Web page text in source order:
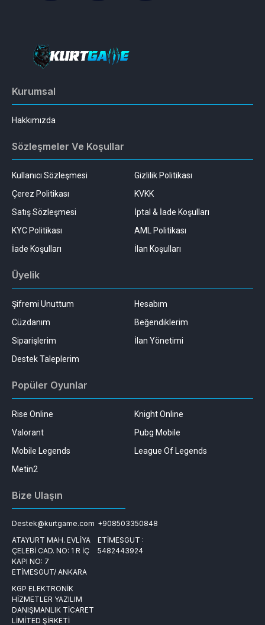
Kurumsal
Hakkımızda
Sözleşmeler Ve Koşullar
Kullanıcı Sözleşmesi
Gizlilik Politikası
Çerez Politikası
KVKK
Satış Sözleşmesi
İptal & İade Koşulları
KYC Politikası
AML Politikası
İade Koşulları
İlan Koşulları
Üyelik
Şifremi Unuttum
Hesabım
Cüzdanım
Beğendiklerim
Siparişlerim
İlan Yönetimi
Destek Taleplerim
Popüler Oyunlar
Rise Online
Knight Online
Valorant
Pubg Mobile
Mobile Legends
League Of Legends
Metin2
Bize Ulaşın
Destek@kurtgame.com +908503350848
ATAYURT MAH. EVLİYA
ÇELEBİ CAD. NO: 1 R İÇ
KAPI NO: 7
ETİMESGUT/ ANKARA
ETİMESGUT :
5482443924
KGP ELEKTRONİK
HİZMETLER YAZILIM
DANIŞMANLIK TİCARET
LİMİTED ŞİRKETİ